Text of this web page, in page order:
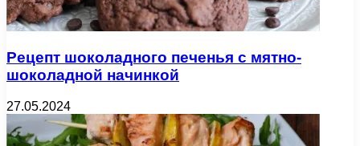
Рецепт шоколадного печенья с мятно-
шоколадной начинкой
27.05.2024